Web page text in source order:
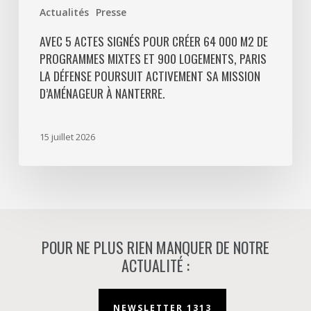
Actualités Presse
Défense
poursuit
activement
AVEC 5 ACTES SIGNÉS POUR CRÉER 64 000 M2 DE
PROGRAMMES MIXTES ET 900 LOGEMENTS, PARIS
LA DÉFENSE POURSUIT ACTIVEMENT SA MISSION
D’AMÉNAGEUR À NANTERRE.
15 juillet 2026
POUR NE PLUS RIEN MANQUER DE NOTRE
ACTUALITÉ :
NEWSLETTER 1313